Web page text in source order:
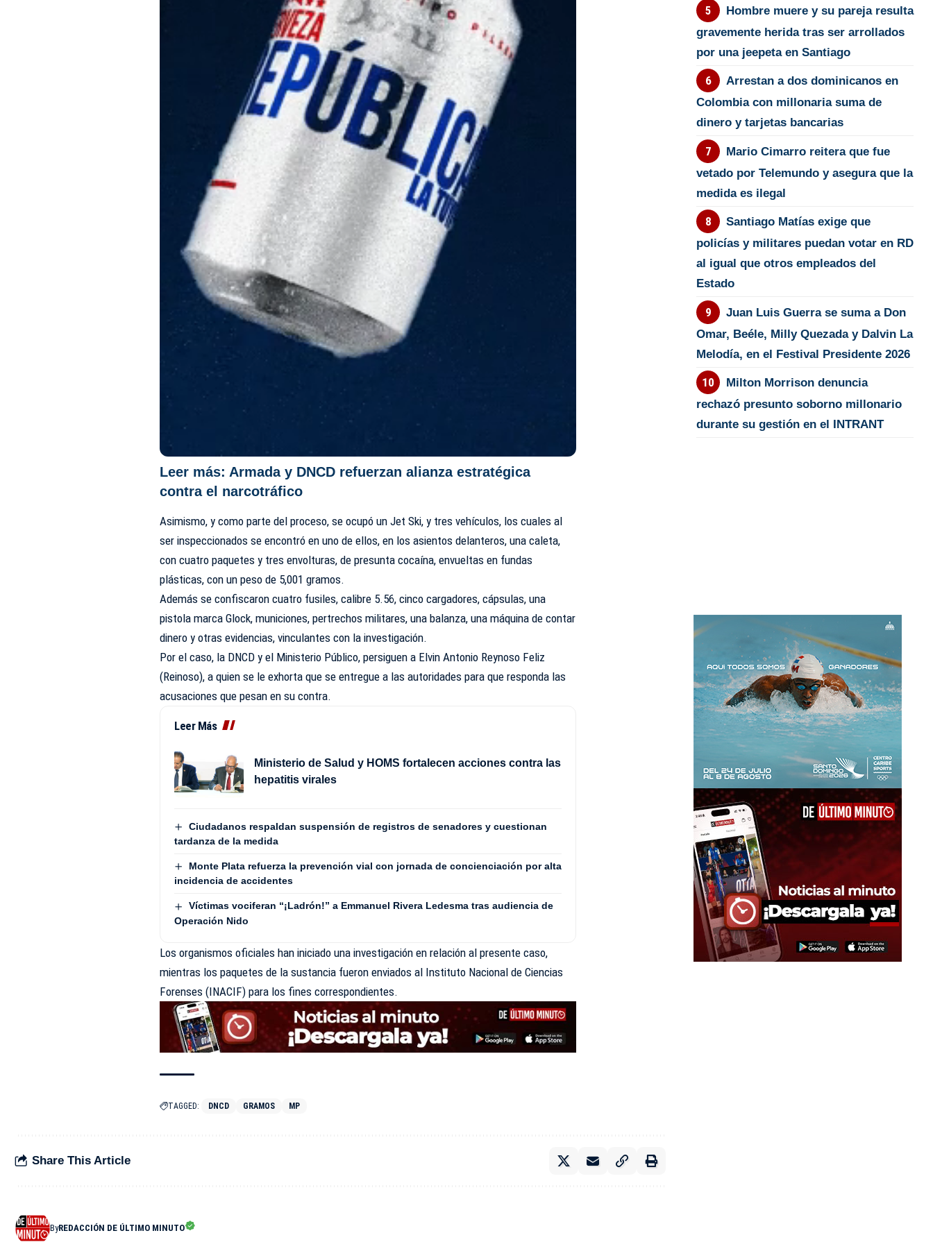
Leer más: Armada y DNCD refuerzan alianza estratégica
contra el narcotráfico
Asimismo, y como parte del proceso, se ocupó un Jet Ski, y tres vehículos, los cuales al
ser inspeccionados se encontró en uno de ellos, en los asientos delanteros, una caleta,
con cuatro paquetes y tres envolturas, de presunta cocaína, envueltas en fundas
plásticas, con un peso de 5,001 gramos.
Además se confiscaron cuatro fusiles, calibre 5.56, cinco cargadores, cápsulas, una
pistola marca Glock, municiones, pertrechos militares, una balanza, una máquina de contar
dinero y otras evidencias, vinculantes con la investigación.
Por el caso, la DNCD y el Ministerio Público, persiguen a Elvin Antonio Reynoso Feliz
(Reinoso), a quien se le exhorta que se entregue a las autoridades para que responda las
acusaciones que pesan en su contra.
Leer Más
Ministerio de Salud y HOMS fortalecen acciones contra las
hepatitis virales
Ciudadanos respaldan suspensión de registros de senadores y cuestionan
tardanza de la medida
Monte Plata refuerza la prevención vial con jornada de concienciación por alta
incidencia de accidentes
Víctimas vociferan “¡Ladrón!” a Emmanuel Rivera Ledesma tras audiencia de
Operación Nido
Los organismos oficiales han iniciado una investigación en relación al presente caso,
mientras los paquetes de la sustancia fueron enviados al Instituto Nacional de Ciencias
Forenses (INACIF) para los fines correspondientes.
TAGGED: DNCD GRAMOS MP
Share This Article
ByREDACCIÓN DE ÚLTIMO MINUTO
Hombre muere y su pareja resulta
gravemente herida tras ser arrollados
por una jeepeta en Santiago
Arrestan a dos dominicanos en
Colombia con millonaria suma de
dinero y tarjetas bancarias
Mario Cimarro reitera que fue
vetado por Telemundo y asegura que la
medida es ilegal
Santiago Matías exige que
policías y militares puedan votar en RD
al igual que otros empleados del
Estado
Juan Luis Guerra se suma a Don
Omar, Beéle, Milly Quezada y Dalvin La
Melodía, en el Festival Presidente 2026
Milton Morrison denuncia
rechazó presunto soborno millonario
durante su gestión en el INTRANT